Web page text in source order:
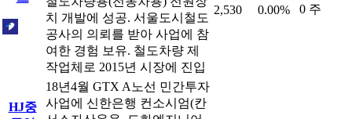
치 개발에 성공. 서울도시철도
공사의 의뢰를 받아 사업에 참
여한 경험 보유. 철도차량 제
작업체로 2015년 시장에 진입
2,530 0.00% 0 주
HJ중
18년4월 GTX A노선 민간투자
사업에 신한은행 컨소시엄(칸